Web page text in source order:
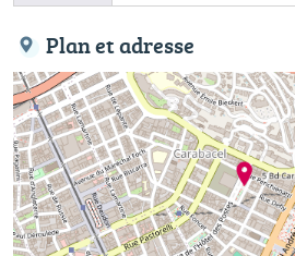
Plan et adresse